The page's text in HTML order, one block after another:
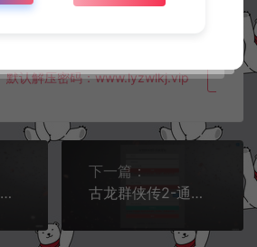
默认解压密码：www.lyzwlkj.vip 复
新剑侠情缘-通用CDK角色授权后台+GM授权后台+通配教程
下一篇：
古龙群侠传2-通用CDK账号ID授权后台+GM授权后台+通配教程